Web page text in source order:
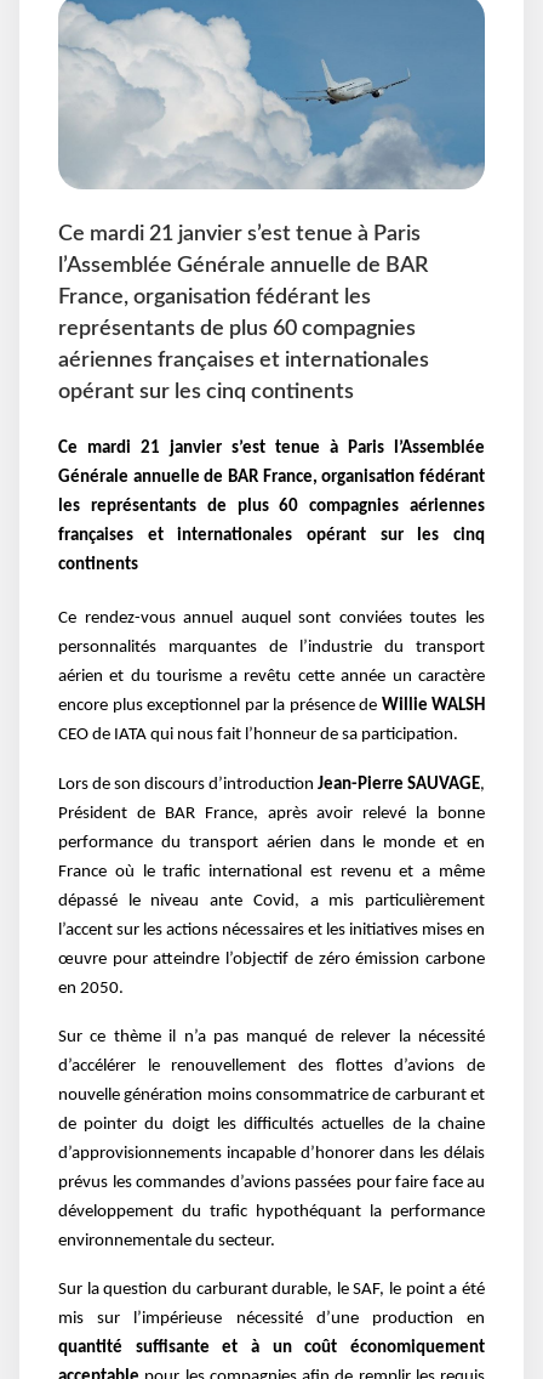
Ce mardi 21 janvier s’est tenue à Paris
l’Assemblée Générale annuelle de BAR
France, organisation fédérant les
représentants de plus 60 compagnies
aériennes françaises et internationales
opérant sur les cinq continents
Ce mardi 21 janvier s’est tenue à Paris l’Assemblée
Générale annuelle de BAR France, organisation fédérant
les représentants de plus 60 compagnies aériennes
françaises et internationales opérant sur les cinq
continents
Ce rendez-vous annuel auquel sont conviées toutes les
personnalités marquantes de l’industrie du transport
aérien et du tourisme a revêtu cette année un caractère
encore plus exceptionnel par la présence de Willie WALSH
CEO de IATA qui nous fait l’honneur de sa participation.
Lors de son discours d’introduction Jean-Pierre SAUVAGE,
Président de BAR France, après avoir relevé la bonne
performance du transport aérien dans le monde et en
France où le trafic international est revenu et a même
dépassé le niveau ante Covid, a mis particulièrement
l’accent sur les actions nécessaires et les initiatives mises en
œuvre pour atteindre l’objectif de zéro émission carbone
en 2050.
Sur ce thème il n’a pas manqué de relever la nécessité
d’accélérer le renouvellement des flottes d’avions de
nouvelle génération moins consommatrice de carburant et
de pointer du doigt les difficultés actuelles de la chaine
d’approvisionnements incapable d’honorer dans les délais
prévus les commandes d’avions passées pour faire face au
développement du trafic hypothéquant la performance
environnementale du secteur.
Sur la question du carburant durable, le SAF, le point a été
mis sur l’impérieuse nécessité d’une production en
quantité suffisante et à un coût économiquement